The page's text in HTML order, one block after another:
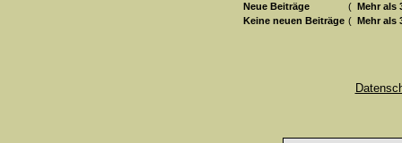
Neue Beiträge ( Mehr als
Keine neuen Beiträge ( Mehr als